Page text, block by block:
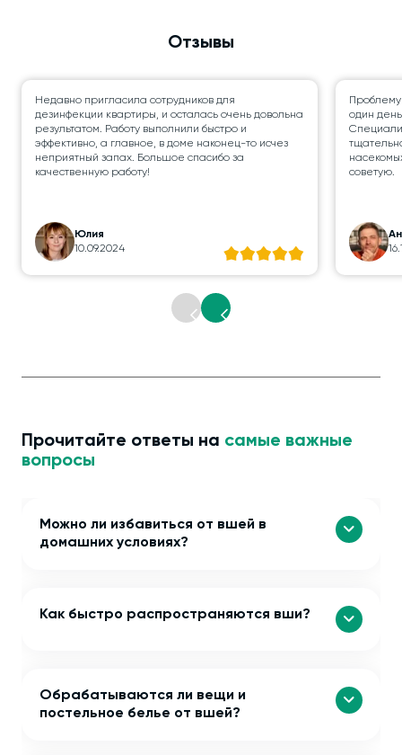
Отзывы
Недавно пригласила сотрудников для
дезинфекции квартиры, и осталась очень довольна
результатом. Работу выполнили быстро и
эффективно, а главное, в доме наконец-то исчез
неприятный запах. Большое спасибо за
качественную работу!
Юлия
10.09.2024
один
советую.
Прочитайте ответы на самые важные
вопросы
Можно ли избавиться от вшей в
домашних условиях?
Как быстро распространяются вши?
Обрабатываются ли вещи и
постельное белье от вшей?